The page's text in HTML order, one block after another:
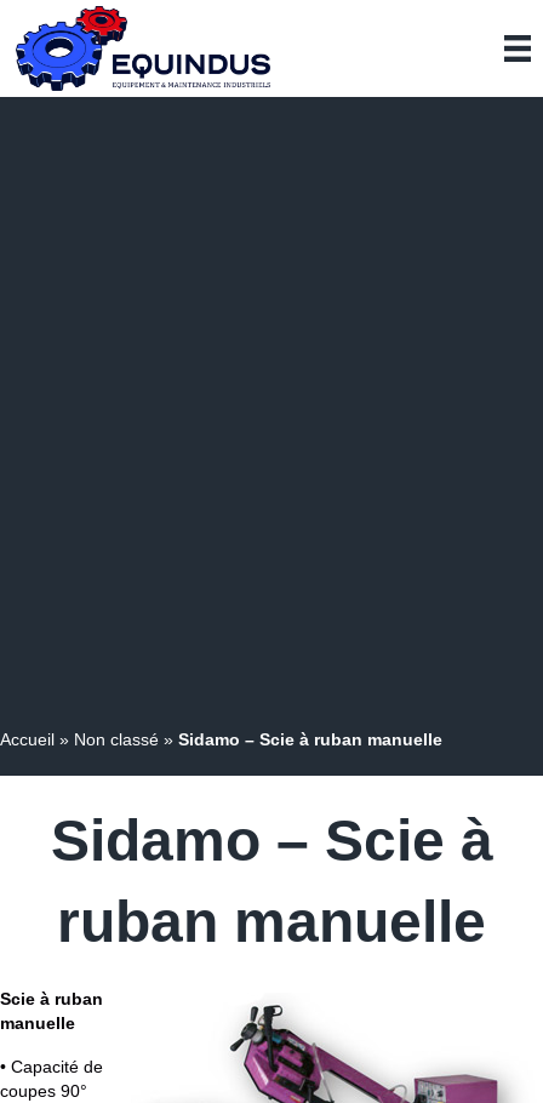
Accueil » Non classé » Sidamo – Scie à ruban manuelle
Sidamo – Scie à
ruban manuelle
Scie à ruban
manuelle
• Capacité de
coupes 90°